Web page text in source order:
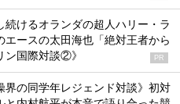
続けるオランダの超人ハリー・ラ
エースの太田海也「絶対王者から
ン国際対談②》
PR
界の同学年レジェンド対談》初対